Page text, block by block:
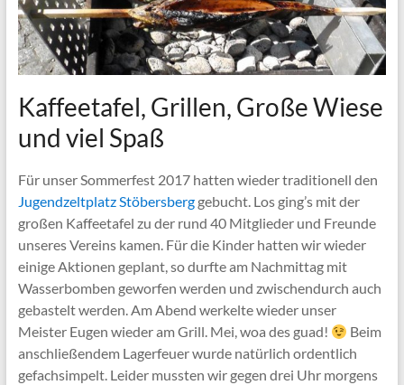
Kaffeetafel, Grillen, Große Wiese
und viel Spaß
Für unser Sommerfest 2017 hatten wieder traditionell den
Jugendzeltplatz Stöbersberggebucht. Los ging’s mit der
großen Kaffeetafel zu der rund 40 Mitglieder und Freunde
unseres Vereins kamen. Für die Kinder hatten wir wieder
einige Aktionen geplant, so durfte am Nachmittag mit
Wasserbomben geworfen werden und zwischendurch auch
gebastelt werden. Am Abend werkelte wieder unser
Meister Eugen wieder am Grill. Mei, woa des guad!
Beim
anschließendem Lagerfeuer wurde natürlich ordentlich
gefachsimpelt. Leider mussten wir gegen drei Uhr morgens